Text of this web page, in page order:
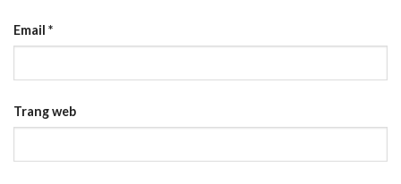
Email *
Trang web